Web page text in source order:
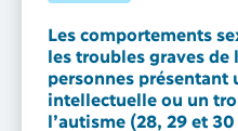
Les comportements
les troubles graves de
personnes présentant
intellectuelle ou un
l’autisme (28, 29 et